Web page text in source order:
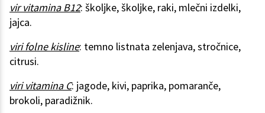
vir vitamina B12: školjke, školjke, raki, mlečni izdelki,
jajca.
viri folne kisline: temno listnata zelenjava, stročnice,
citrusi.
viri vitamina C: jagode, kivi, paprika, pomaranče,
brokoli, paradižnik.